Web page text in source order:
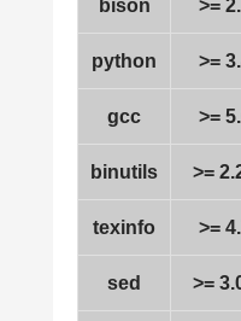
bison >=
python >=
gcc >=
binutils >=
texinfo >=
sed >=